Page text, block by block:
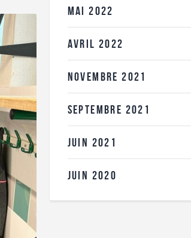
MAI2022
AVRIL 2022
NOVEMBRE2021
SEPTEMBRE 2021
JUIN 2021
JUIN 2020